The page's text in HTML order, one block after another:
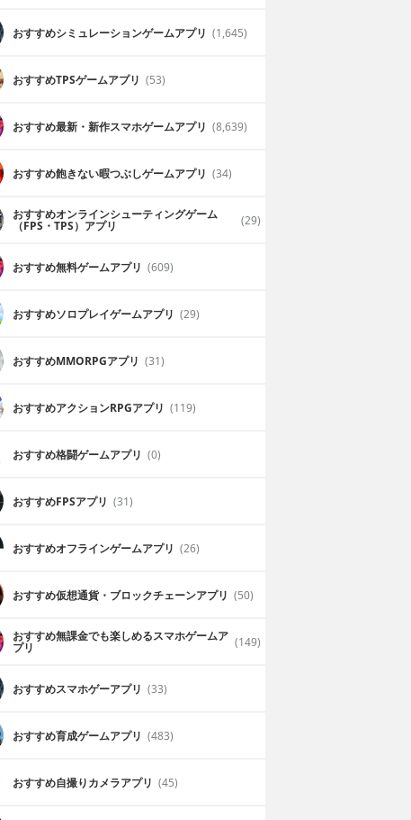
おすすめシミュレーションゲームアプリ (1,645)
おすすめTPSゲームアプリ (53)
おすすめ最新・新作スマホゲームアプリ (8,639)
おすすめ飽きない暇つぶしゲームアプリ (34)
おすすめオンラインシューティングゲーム
（FPS・TPS）アプリ (29)
おすすめ無料ゲームアプリ (609)
おすすめソロプレイゲームアプリ (29)
おすすめ MMORPGアプリ (31)
おすすめアクションRPGアプリ (119)
おすすめ格闘ゲームアプリ (0)
おすすめFPSアプリ (31)
おすすめオフラインゲームアプリ (26)
おすすめ仮想通貨・ブロックチェーンアプリ (50)
おすすめ無課金でも楽しめるスマホゲームア
プリ (149)
おすすめスマホゲーアプリ (33)
おすすめ育成ゲームアプリ (483)
おすすめ自撮りカメラアプリ (45)